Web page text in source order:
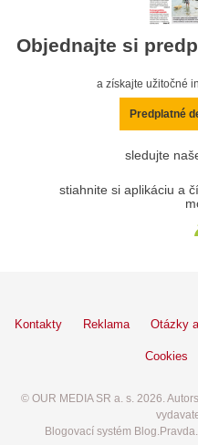
Objednajte si
a získajte užitočné
Predplatné
sledujte
stiahnite si aplikáciu a
Kontakty Reklama Otázky
Cookies
© OUR MEDIA SR a. s. 2026.
Blogovací systém